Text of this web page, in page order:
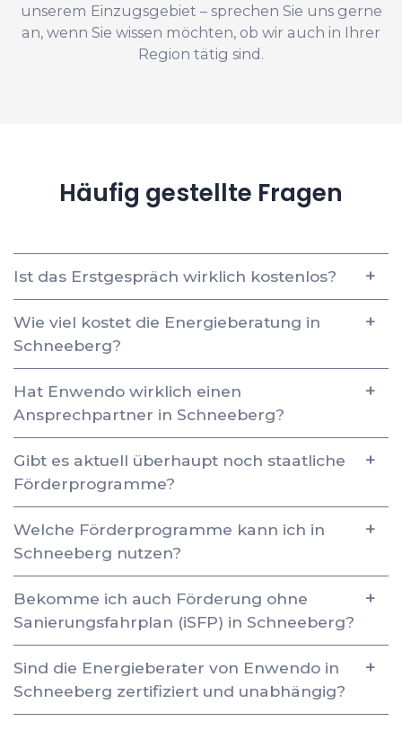
unserem Einzugsgebiet – sprechen Sie uns gerne
an, wenn Sie wissen möchten, ob wir auch in Ihrer
Region tätig sind.
Häufig gestellte Fragen
Ist das Erstgespräch wirklich kostenlos?
Wie viel kostet die Energieberatung in
Schneeberg?
Hat Enwendo wirklich einen
Ansprechpartner in Schneeberg?
Gibt es aktuell überhaupt noch staatliche
Förderprogramme?
Welche Förderprogramme kann ich in
Schneeberg nutzen?
Bekomme ich auch Förderung ohne
Sanierungsfahrplan (iSFP) in Schneeberg?
Sind die Energieberater von Enwendo in
Schneeberg zertifiziert und unabhängig?